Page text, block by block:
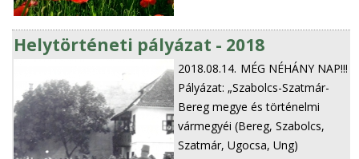
Helytörténeti pályázat - 2018
2018.08.14. MÉG NÉHÁNY NAP!!!
Pályázat: „Szabolcs-Szatmár-
Bereg megye és történelmi
vármegyéi (Bereg, Szabolcs,
Szatmár, Ugocsa, Ung)